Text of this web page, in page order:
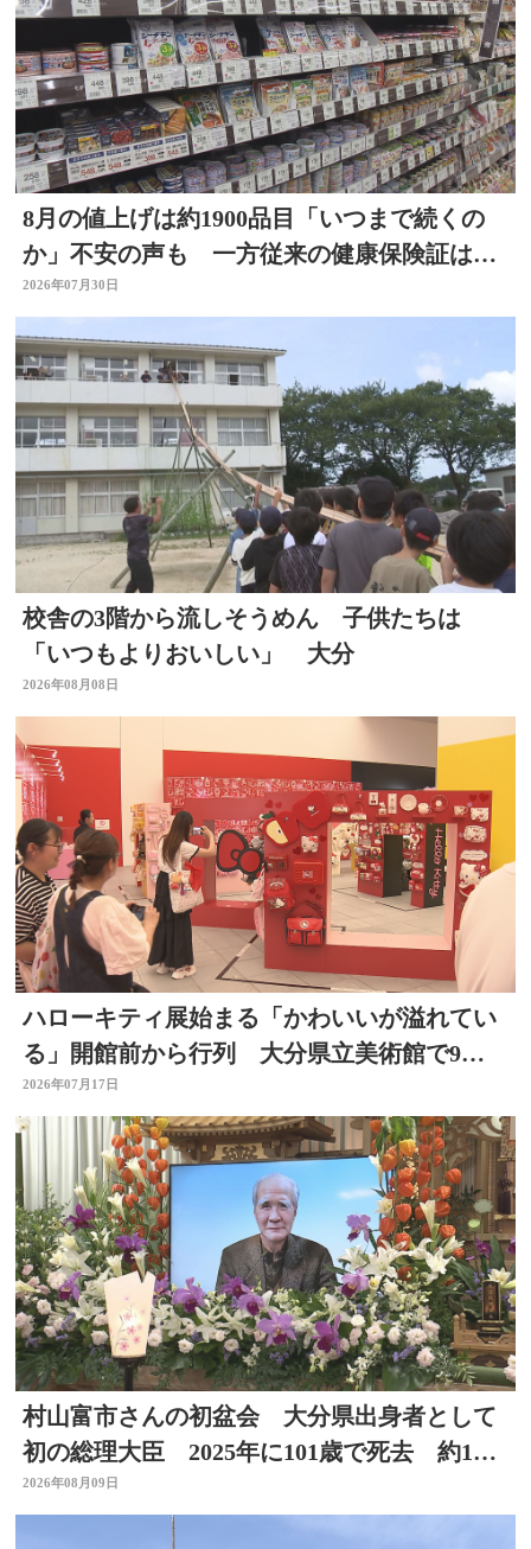
8月の値上げは約1900品目「いつまで続くの
か」不安の声も 一方従来の健康保険証は使
用不可に
2026年07月30日
校舎の3階から流しそうめん 子供たちは
「いつもよりおいしい」 大分
2026年08月08日
ハローキティ展始まる「かわいいが溢れてい
る」開館前から行列 大分県立美術館で9月
23日まで
2026年07月17日
村山富市さんの初盆会 大分県出身者として
初の総理大臣 2025年に101歳で死去 約140
人が参列
2026年08月09日